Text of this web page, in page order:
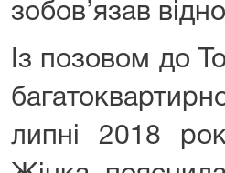
зобов’язав
Із позовом до
липні 2018